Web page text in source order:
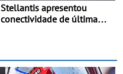
Stellantis apresentou
conectividade de última